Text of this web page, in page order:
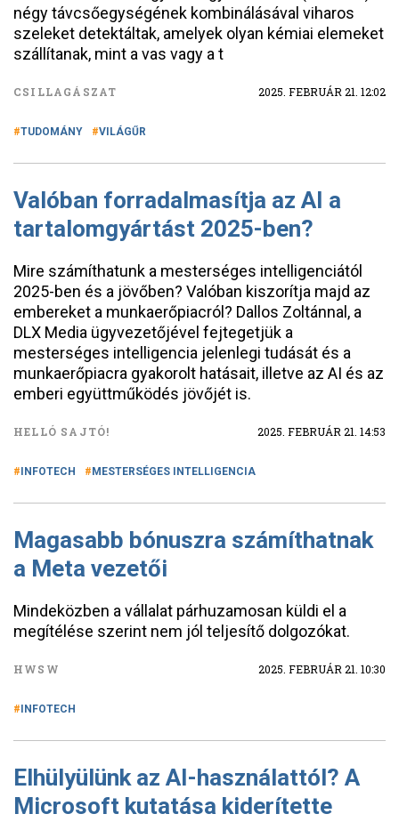
négy távcsőegységének kombinálásával viharos
szeleket detektáltak, amelyek olyan kémiai elemeket
szállítanak, mint a vas vagy a t
CSILLAGÁSZAT 2025. FEBRUÁR 21. 12:02
TUDOMÁNY VILÁGŰR
Valóban forradalmasítja az AI a
tartalomgyártást 2025-ben?
Mire számíthatunk a mesterséges intelligenciától
2025-ben és a jövőben? Valóban kiszorítja majd az
embereket a munkaerőpiacról? Dallos Zoltánnal, a
DLX Media ügyvezetőjével fejtegetjük a
mesterséges intelligencia jelenlegi tudását és a
munkaerőpiacra gyakorolt hatásait, illetve az AI és az
emberi együttműködés jövőjét is.
HELLÓ SAJTÓ! 2025. FEBRUÁR 21. 14:53
INFOTECH MESTERSÉGES INTELLIGENCIA
Magasabb bónuszra számíthatnak
a Meta vezetői
Mindeközben a vállalat párhuzamosan küldi el a
megítélése szerint nem jól teljesítő dolgozókat.
HWSW 2025. FEBRUÁR 21. 10:30
INFOTECH
Elhülyülünk az AI-használattól? A
Microsoft kutatása kiderítette